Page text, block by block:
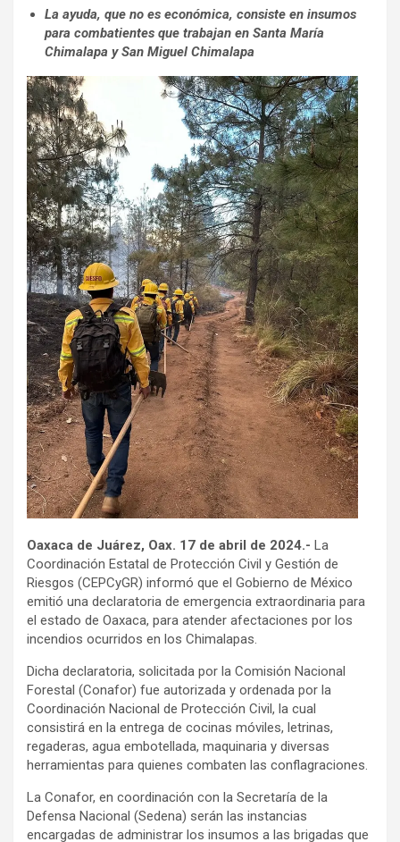
La ayuda, que no es económica, consiste en insumos
para combatientes que trabajan en Santa María
Chimalapa y San Miguel Chimalapa
Oaxaca de Juárez, Oax. 17 de abril de 2024.- La
Coordinación Estatal de Protección Civil y Gestión de
Riesgos (CEPCyGR) informó que el Gobierno de México
emitió una declaratoria de emergencia extraordinaria para
el estado de Oaxaca, para atender afectaciones por los
incendios ocurridos en los Chimalapas.
Dicha declaratoria, solicitada por la Comisión Nacional
Forestal (Conafor) fue autorizada y ordenada por la
Coordinación Nacional de Protección Civil, la cual
consistirá en la entrega de cocinas móviles, letrinas,
regaderas, agua embotellada, maquinaria y diversas
herramientas para quienes combaten las conflagraciones.
La Conafor, en coordinación con la Secretaría de la
Defensa Nacional (Sedena) serán las instancias
encargadas de administrar los insumos a las brigadas que